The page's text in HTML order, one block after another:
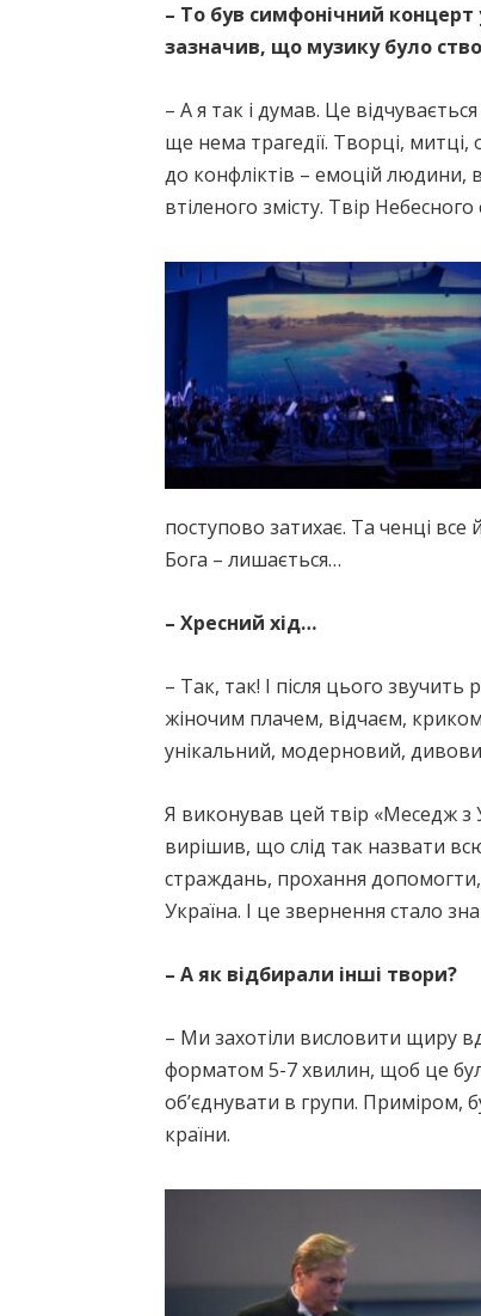
– То був симфонічний концерт
зазначив, що музику було
– А я так і думав. Це
ще нема трагедії. Творці,
до конфліктів – емоцій людини,
втіленого змісту. Твір
поступово затихає. Та ченці
Бога – лишається…
– Хресний хід…
– Так, так! І після цього
жіночим плачем, відчаєм,
унікальний, модерновий,
Я виконував цей твір «Меседж з
вирішив, що слід так назвати
страждань, прохання допомогти,
Україна. І це звернення стало
– А як відбирали інші твори?
– Ми захотіли висловити щиру
форматом 5-7 хвилин, щоб це
об’єднувати в групи. Приміром,
країни.